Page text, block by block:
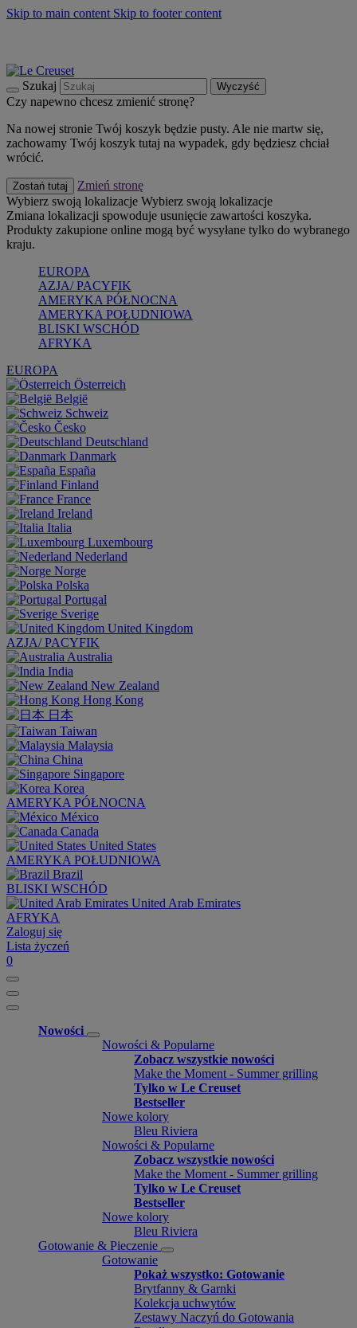
Skip to main content Skip to footer content
Szukaj Wyczyść
Czy napewno chcesz zmienić stronę?
Na nowej stronie Twój koszyk będzie pusty. Ale nie martw się,
zachowamy Twój koszyk tutaj na wypadek, gdy będziesz chciał
wrócić.
Zostań tutaj
Zmień stronę
Wybierz swoją lokalizacje Wybierz swoją lokalizacje
Zmiana lokalizacji spowoduje usunięcie zawartości koszyka.
Produkty zakupione online mogą być wysyłane tylko do wybranego
kraju.
EUROPA
AZJA/ PACYFIK
AMERYKA PÓŁNOCNA
AMERYKA POŁUDNIOWA
BLISKI WSCHÓD
AFRYKA
EUROPA
Österreich
België
Schweiz
Česko
Deutschland
Danmark
España
Finland
France
Ireland
Italia
Luxembourg
Nederland
Norge
Polska
Portugal
Sverige
United Kingdom
AZJA/ PACYFIK
Australia
India
New Zealand
Hong Kong
日本
Taiwan
Malaysia
China
Singapore
Korea
AMERYKA PÓŁNOCNA
México
Canada
United States
AMERYKA POŁUDNIOWA
Brazil
BLISKI WSCHÓD
United Arab Emirates
AFRYKA
Zaloguj się
Lista życzeń
0
Nowości
Nowości & Popularne
Zobacz wszystkie nowości
Make the Moment - Summer grilling
Tylko w Le Creuset
Bestseller
Nowe kolory
Bleu Riviera
Nowości & Popularne
Zobacz wszystkie nowości
Make the Moment - Summer grilling
Tylko w Le Creuset
Bestseller
Nowe kolory
Bleu Riviera
Gotowanie & Pieczenie
Gotowanie
Pokaż wszystko: Gotowanie
Brytfanny & Garnki
Kolekcja uchwytów
Zestawy Naczyń do Gotowania